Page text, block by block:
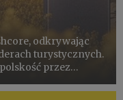
odkrywając
turystycznych.
przez
S26 Ultra z